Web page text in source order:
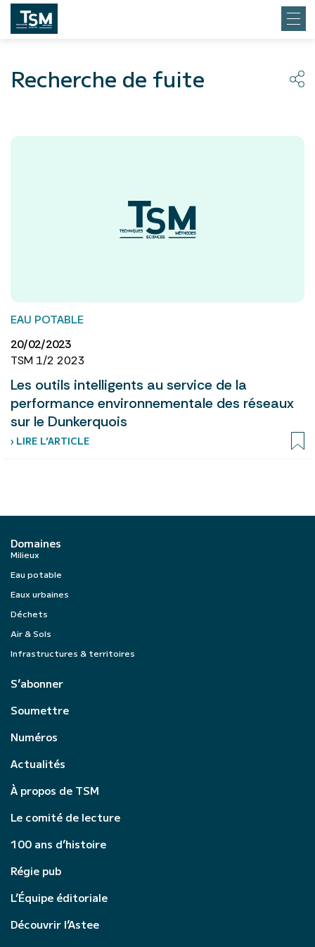
Recherche de fuite
EAU POTABLE
20/02/2023
TSM 1/2 2023
Les outils intelligents au service de la
performance environnementale des réseaux
sur le Dunkerquois
› LIRE L’ARTICLE
Domaines
Milieux
Eau potable
Eaux urbaines
Déchets
Air & Sols
Infrastructures & territoires
S’abonner
Soumettre
Numéros
Actualités
À propos de TSM
Le comité de lecture
100 ans d’histoire
Régie pub
L’Équipe éditoriale
Découvrir l’Astee